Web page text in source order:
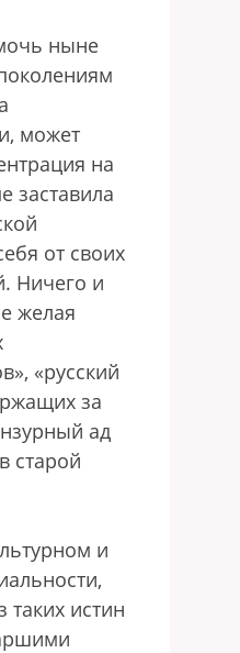
ныне
может
на
заставила
от своих
Ничего и
желая
«русский
за
ад
старой
и
истин